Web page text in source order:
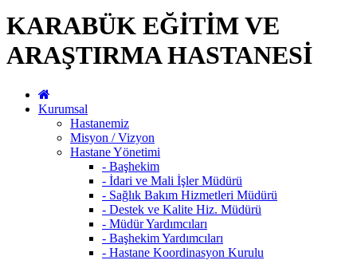
KARABÜK EĞİTİM VE
ARAŞTIRMA HASTANESİ
Kurumsal
Hastanemiz
Misyon / Vizyon
Hastane Yönetimi
- Başhekim
- İdari ve Mali İşler Müdürü
- Sağlık Bakım Hizmetleri Müdürü
- Destek ve Kalite Hiz. Müdürü
- Müdür Yardımcıları
- Başhekim Yardımcıları
- Hastane Koordinasyon Kurulu